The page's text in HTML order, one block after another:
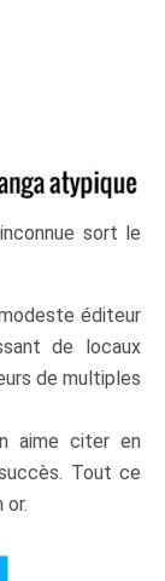
sort le
éditeur
de locaux
de multiples
aime citer en
Tout ce
or.